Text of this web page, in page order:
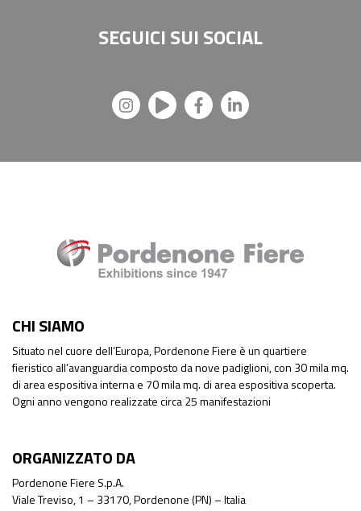
SEGUICI SUISOCIAL
CHI SIAMO
Situato nel cuore dell’Europa, Pordenone Fiere è un quartiere
fieristico all’avanguardia composto da nove padiglioni, con 30 mila mq.
di area espositiva interna e 70 mila mq. di area espositiva scoperta.
Ogni anno vengono realizzate circa 25 manifestazioni
ORGANIZZATO DA
Pordenone Fiere S.p.A.
Viale Treviso, 1 – 33170, Pordenone (PN) – Italia